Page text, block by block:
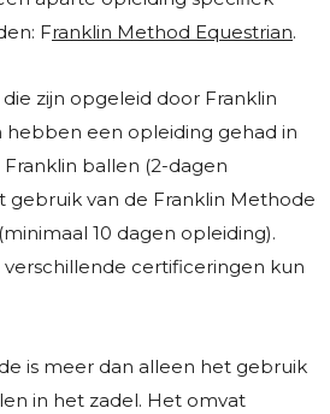
Franklin Method Equestrian.
zijn opgeleid door Franklin
hebben een opleiding gehad in
ballen (2-dagen
gebruik van de Franklin Methode
10 dagen opleiding).
certificeringen kun
is meer dan alleen het gebruik
in het zadel. Het omvat